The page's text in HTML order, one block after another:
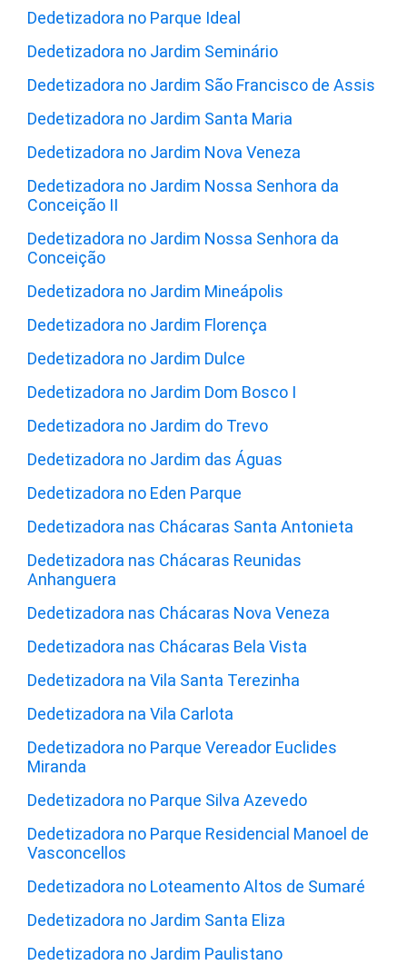
Dedetizadora no Parque Ideal
Dedetizadora no Jardim Seminário
Dedetizadora no Jardim São Francisco de Assis
Dedetizadora no Jardim Santa Maria
Dedetizadora no Jardim Nova Veneza
Dedetizadora no Jardim Nossa Senhora da
Conceição II
Dedetizadora no Jardim Nossa Senhora da
Conceição
Dedetizadora no Jardim Mineápolis
Dedetizadora no Jardim Florença
Dedetizadora no Jardim Dulce
Dedetizadora no Jardim Dom Bosco I
Dedetizadora no Jardim do Trevo
Dedetizadora no Jardim das Águas
Dedetizadora no Eden Parque
Dedetizadora nas Chácaras Santa Antonieta
Dedetizadora nas Chácaras Reunidas
Anhanguera
Dedetizadora nas Chácaras Nova Veneza
Dedetizadora nas Chácaras Bela Vista
Dedetizadora na Vila Santa Terezinha
Dedetizadora na Vila Carlota
Dedetizadora no Parque Vereador Euclides
Miranda
Dedetizadora no Parque Silva Azevedo
Dedetizadora no Parque Residencial Manoel de
Vasconcellos
Dedetizadora no Loteamento Altos de Sumaré
Dedetizadora no Jardim Santa Eliza
Dedetizadora no Jardim Paulistano